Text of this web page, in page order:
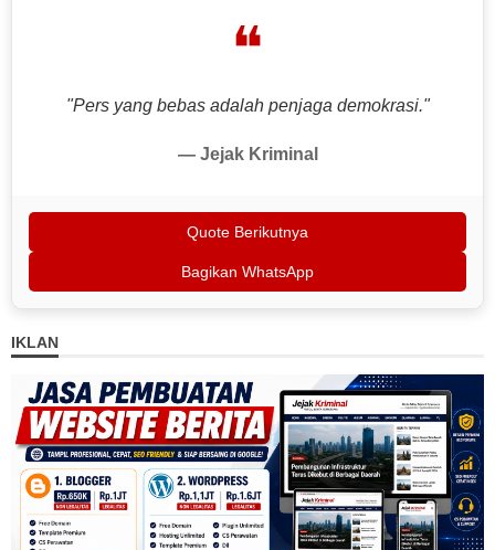
❝
"Pers yang bebas adalah penjaga demokrasi."
— Jejak Kriminal
Quote Berikutnya
Bagikan WhatsApp
IKLAN